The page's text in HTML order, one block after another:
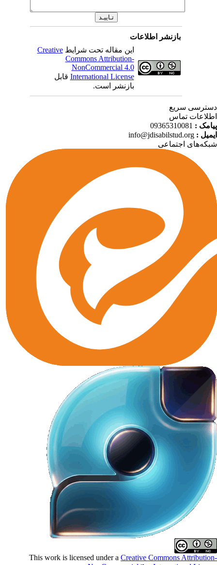
بازنشر اطلاعات
این مقاله تحت شرایطCreative
Commons Attribution-
NonCommercial 4.0
International Licenseقابل
بازنشر است.
سریع
تماس
:
09365310081
:
info@jdisabilstud.org
اجتماعی
This work is licensed under aCreative Commons